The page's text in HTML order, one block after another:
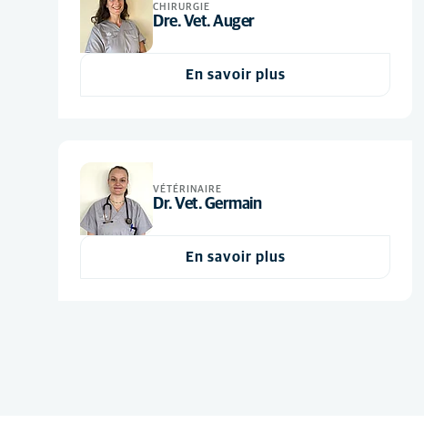
Ordre alphabétiqueCHIRURGIE
Dre. Vet. Auger
En savoir plus
VÉTÉRINAIRE
Dr. Vet. Germain
En savoir plus